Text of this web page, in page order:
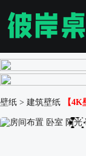
壁纸 > 建筑壁纸 【4K